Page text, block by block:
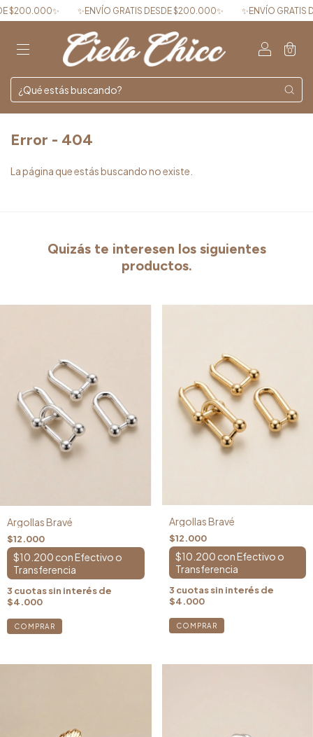
$200.000✨ ✨ENVÍO GRATIS DESDE $200.000✨ ✨ENVÍO GRATIS
0
Error - 404
La página que estás buscando no existe.
Quizás te interesen los siguientes
productos.
Argollas Bravé
$12.000
$10.200 con
3 cuotas sin interés de
$4.000
Argollas Bravé
$12.000
$10.200 con
3 cuotas sin interés de
$4.000